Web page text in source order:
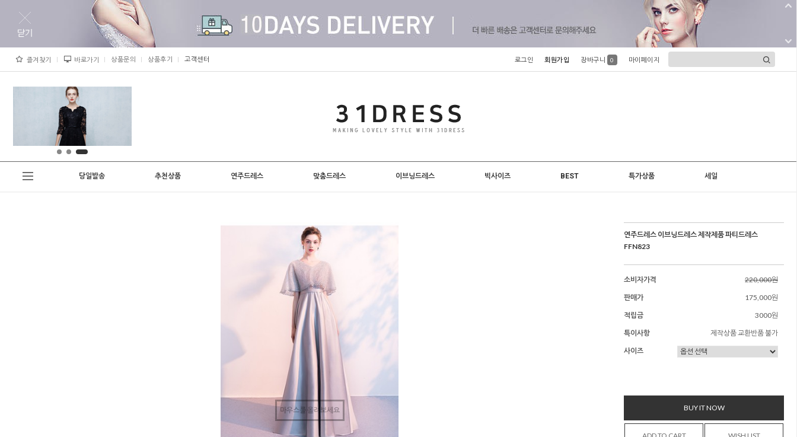
즐겨찾기 바로가기 상품문의 상품후기 고객센터 로그인 회원가입 장바구니 0 마이페이지
당일발송 추천상품 연주드레스 맞춤드레스 이브닝드레스 빅사이즈 BEST 특가상품 세일
마우스를 올려보세요
연주드레스 이브닝드레스 제작제품 파티드레스
FFN823
소비자가격
220,000원
판매가
175,000원
적립금
3000원
특이사항
제작상품 교환반품 불가
사이즈
BUY IT NOW